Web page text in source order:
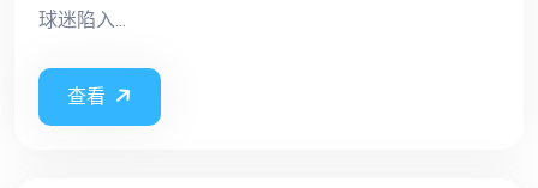
球迷陷入...
查看